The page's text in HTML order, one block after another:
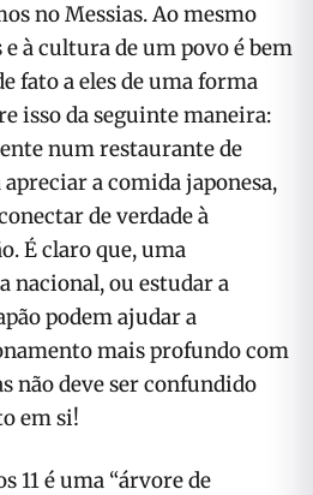
no Messias. Ao mesmo
à cultura de um povo é bem
fato a eles de uma forma
isso da seguinte maneira:
num restaurante de
a comida japonesa,
de verdade à
É claro que, uma
nacional, ou estudar a
podem ajudar a
mais profundo com
não deve ser confundido
em si!
11 é uma “árvore de